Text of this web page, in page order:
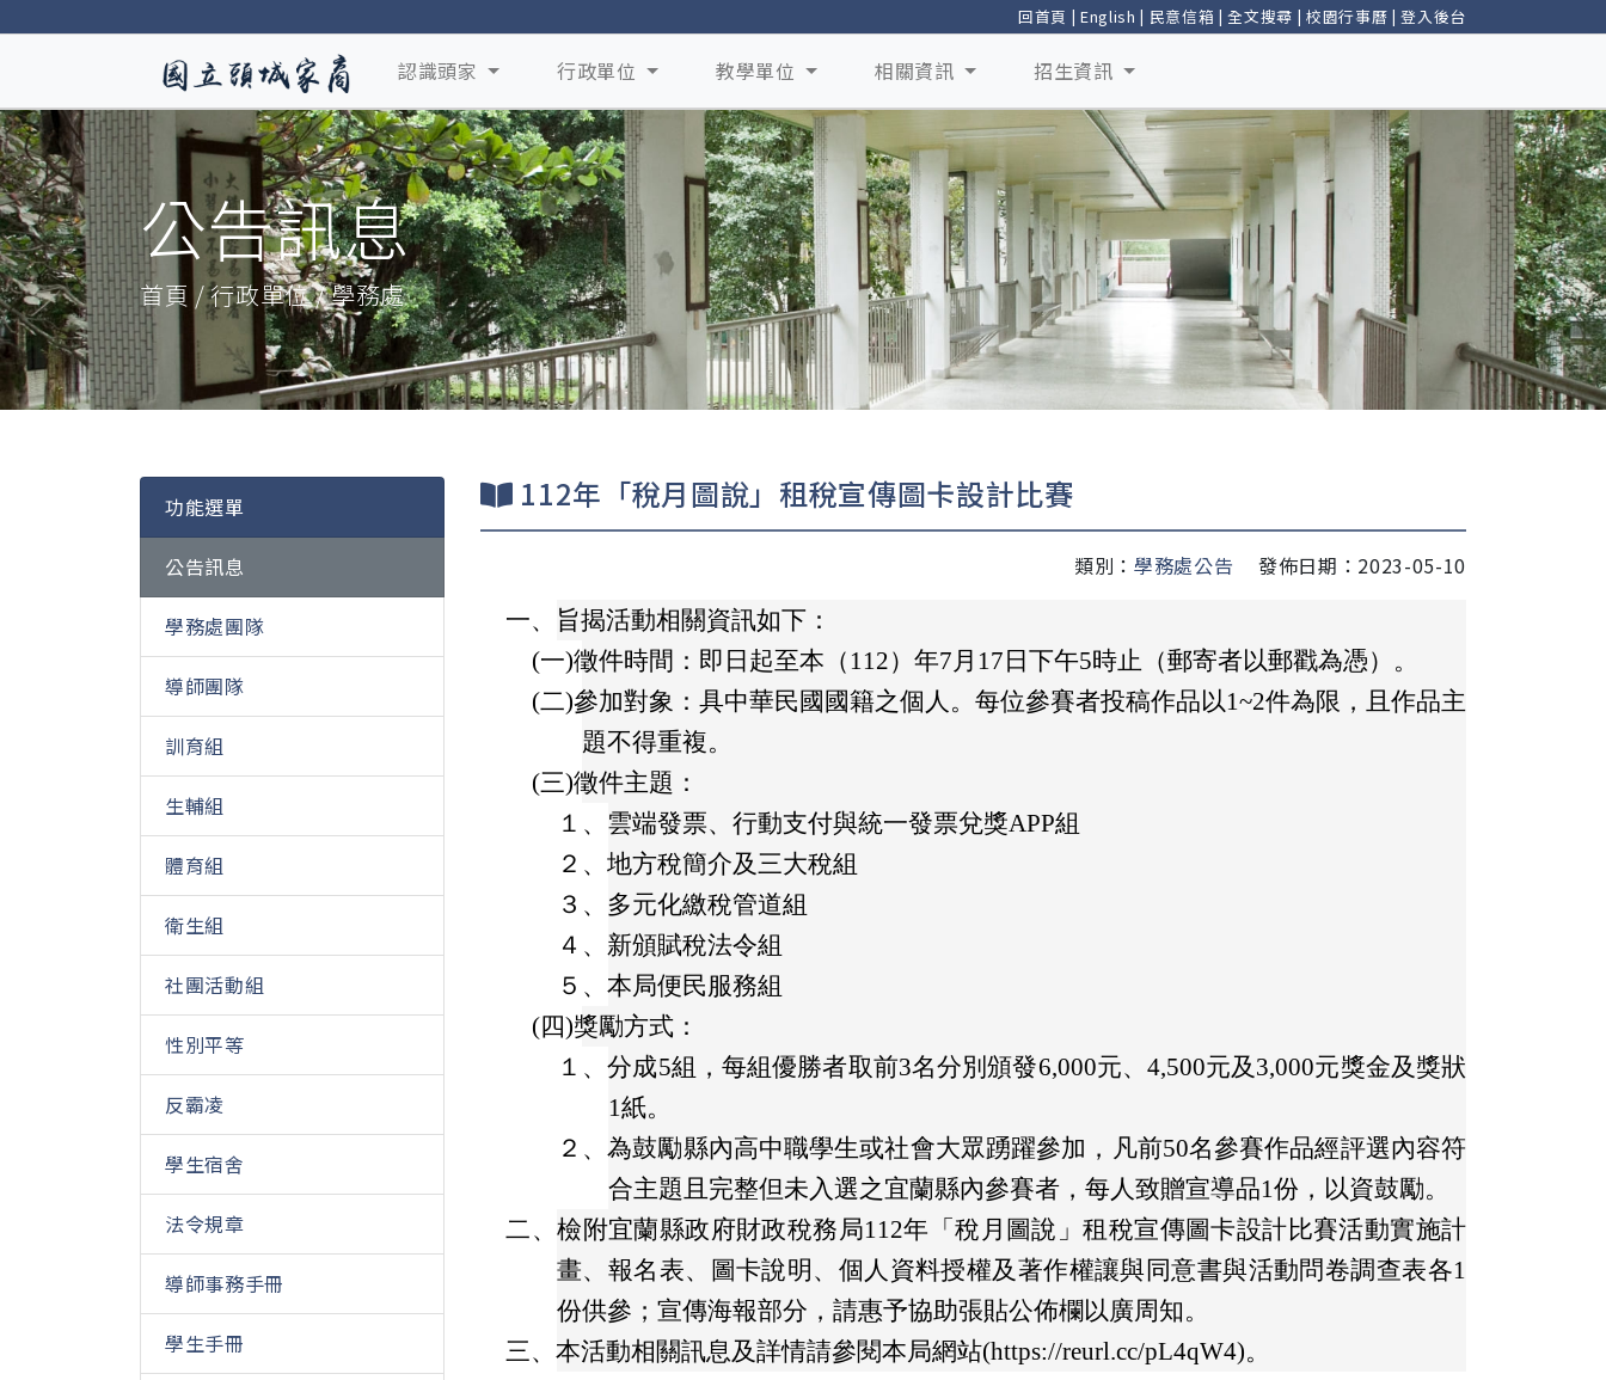
回首頁 | English | 民意信箱 |全文搜尋 | 校園行事曆 |登入後台
認識頭家 行政單位 教學單位 相關資訊 招生資訊
公告訊息
首頁 / 行政單位 / 學務處
功能選單
公告訊息
學務處團隊
導師團隊
訓育組
生輔組
體育組
衛生組
社團活動組
性別平等
反霸凌
學生宿舍
法令規章
導師事務手冊
學生手冊
112年「稅月圖說」租稅宣傳圖卡設計比賽
類別： 學務處公告
發佈日期：2023-05-10
一、
旨揭活動相關資訊如下：
(一)徵件時間：即日起至本（112）年7月17日下午5時止（郵寄者以郵戳為憑）。
(二)參加對象：具中華民國國籍之個人。每位參賽者投稿作品以1~2件為限，且作品主
題不得重複。
(三)徵件主題：
１、 雲端發票、行動支付與統一發票兌獎APP組
２、 地方稅簡介及三大稅組
３、 多元化繳稅管道組
４、 新頒賦稅法令組
５、 本局便民服務組
(四)獎勵方式：
１、分成5組，每組優勝者取前3名分別頒發6,000元、4,500元及3,000元獎金及獎狀
1紙。
２、為鼓勵縣內高中職學生或社會大眾踴躍參加，凡前50名參賽作品經評選內容符
合主題且完整但未入選之宜蘭縣內參賽者，每人致贈宣導品1份，以資鼓勵。
二、檢附宜蘭縣政府財政稅務局112年「稅月圖說」租稅宣傳圖卡設計比賽活動實施計
畫、報名表、圖卡說明、個人資料授權及著作權讓與同意書與活動問卷調查表各1
份供參；宣傳海報部分，請惠予協助張貼公佈欄以廣周知。
三、本活動相關訊息及詳情請參閱本局網站(https://reurl.cc/pL4qW4)。